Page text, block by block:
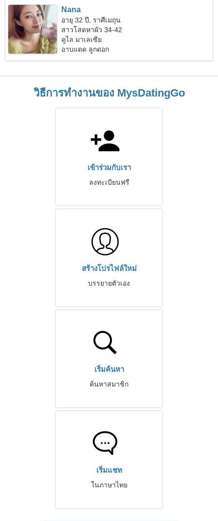
Nana
อายุ 32 ปี, ราศีเมถุน
สาวโสดหาผัว 34-42
คูไล มาเลเซีย
อาบแดด ลูกดอก
วิธีการทำงานของ MysDatingGo
เข้าร่วมกับเรา
ลงทะเบียนฟรี
สร้างโปรไฟล์ใหม่
บรรยายตัวเอง
เริ่มค้นหา
ค้นหาสมาชิก
เริ่มแชท
ในภาษาไทย